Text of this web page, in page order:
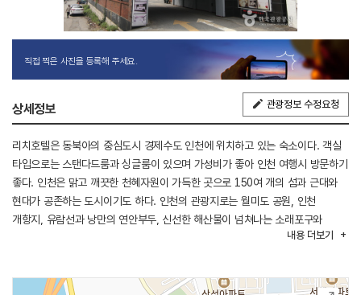
직접 찍은 사진을 등록해 주세요.
상세정보 관광정보 수정요청
리치호텔은 동북아의 중심도시 경제수도 인천에 위치하고 있는 숙소이다. 객실
타입으로는 스탠다드룸과 싱글룸이 있으며 가성비가 좋아 인천 여행시 방문하기
좋다. 인천은 맑고 깨끗한 천혜자원이 가득한 곳으로 150여 개의 섬과 근대와
현대가 공존하는 도시이기도 하다. 인천의 관광지로는 월미도 공원, 인천
개항지, 유람선과 낭만의 연안부두, 신선한 해산물이 넘쳐나는 소래포구와
내용 더보기